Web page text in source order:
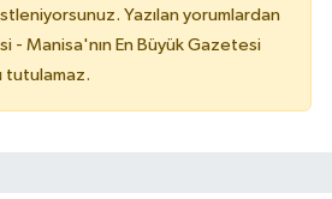
Yazılan yorumlardan
- Manisa'nın En Büyük Gazetesi
tutulamaz.